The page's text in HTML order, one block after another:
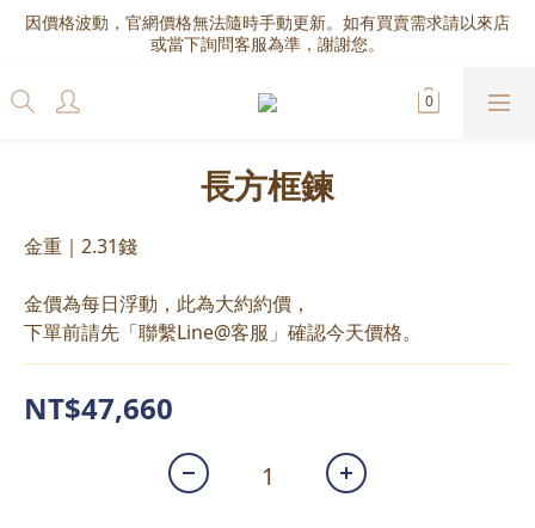
因價格波動，官網價格無法隨時手動更新。如有買賣需求請以來店
或當下詢問客服為準，謝謝您。
長方框鍊
金重｜2.31錢
金價為每日浮動，此為大約約價，
下單前請先「聯繫Line@客服」確認今天價格。
NT$47,660